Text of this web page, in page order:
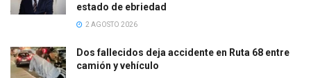
estado de ebriedad
2 AGOSTO 2026
Dos fallecidos deja accidente en Ruta 68 entre
camión y vehículo